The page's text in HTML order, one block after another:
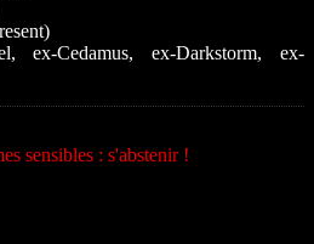
ex-Cedamus, ex-Darkstorm, ex-
sensibles : s'abstenir !